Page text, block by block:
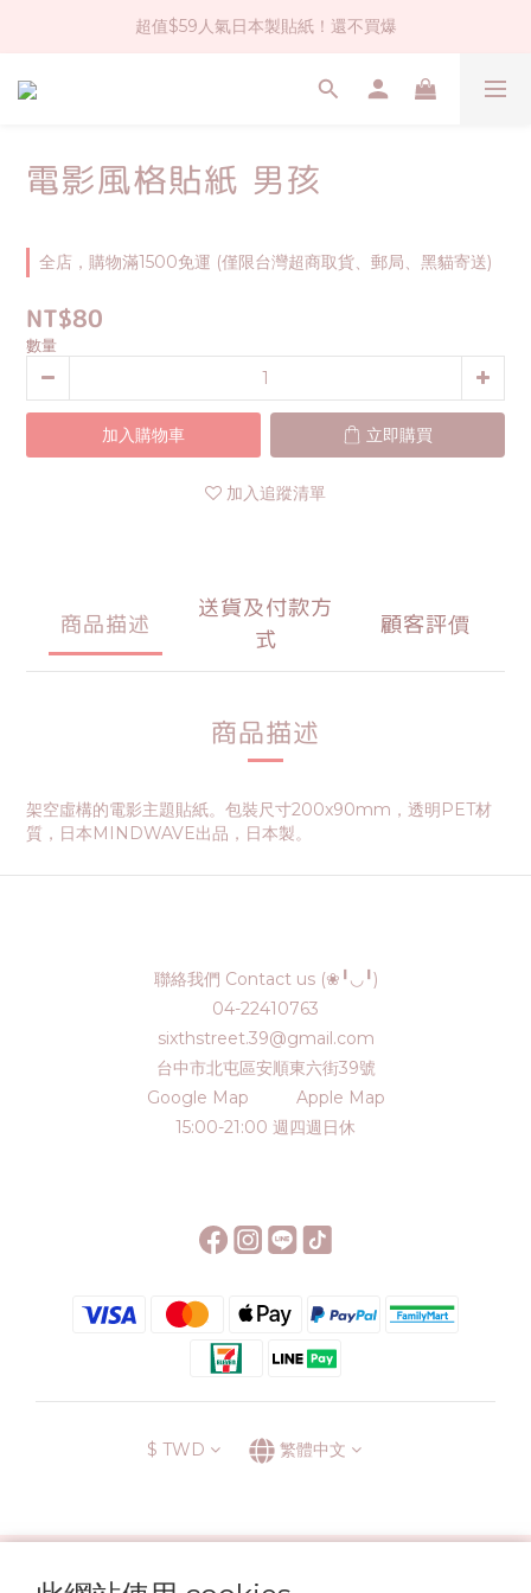
社群大人氣！各種有趣的打洞器
超值$59人氣日本製貼紙！還不買爆
全店$1500免運(台灣地區)
電影風格貼紙 男孩
全店，購物滿1500免運 (僅限台灣超商取貨、郵局、黑貓寄送)
NT$80
數量
加入購物車 立即購買
加入追蹤清單
商品描述
送貨及付款方
式
顧客評價
商品描述
架空虛構的電影主題貼紙。包裝尺寸200x90mm，透明PET材
質，日本MINDWAVE出品，日本製。
聯絡我們 Contact us (❀╹◡╹)
04-22410763
sixthstreet.39@gmail.com
台中市北屯區安順東六街39號
Google Map
Apple Map
15:00-21:00 週四週日休
$ TWD 繁體中文